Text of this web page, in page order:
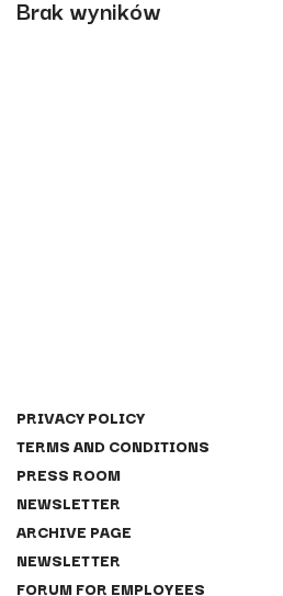
Brak wyników
PRIVACY POLICY
TERMS AND CONDITIONS
PRESS ROOM
NEWSLETTER
ARCHIVE PAGE
NEWSLETTER
FORUM FOR EMPLOYEES